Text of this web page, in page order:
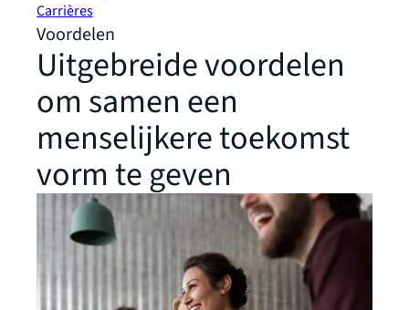
Carrières
Voordelen
Uitgebreide voordelen
om samen een
menselijkere toekomst
vorm te geven